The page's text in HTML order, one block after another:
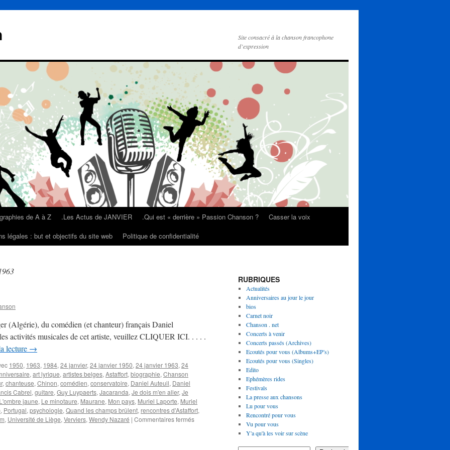
Site consacré à la chanson francophone
d’expression
de A à Z .Les Actus de JANVIER .Qui est « derrière » Passion Chanson ?
Casser la voix
légales : but et objectifs du site web Politique de confidentialité
(Algérie), du comédien (et chanteur) français Daniel
activités musicales de cet artiste, veuillez CLIQUER ICI. . . . .
lecture →
1950, 1963, 1984, 24 janvier, 24 janvier 1950, 24 janvier 1963, 24
, art lyrique, artistes belges, Astaffort, biographie, Chanson
, chanteuse, Chinon, comédien, conservatoire, Daniel Auteuil, Daniel
Cabrel, guitare, Guy Luypaerts, Jacaranda, Je dois m'en aller, Je
L'ombre jaune, Le minotaure, Maurane, Mon pays, Muriel Laporte, Muriel
, Portugal, psychologie, Quand les champs brûlent, rencontres d'Astaffort,
, Université de Liège, Verviers, Wendy Nazaré | Commentaires ferméssur
RUBRIQUES
Actualités
Anniversaires au jour le jour
bios
Carnet noir
Chanson . net
Concerts à venir
Concerts passés (Archives)
Ecoutés pour vous (Albums+EP's)
Ecoutés pour vous (Singles)
Edito
Ephémères rides
Festivals
La presse aux chansons
Lu pour vous
Rencontré pour vous
Vu pour vous
Y'a qu'à les voir sur scène